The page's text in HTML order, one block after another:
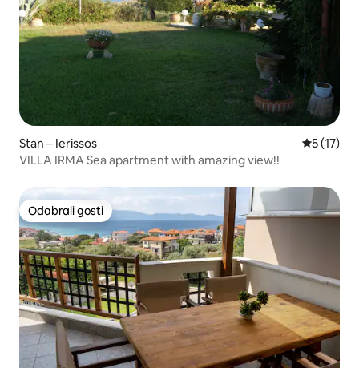
Stan – Ierissos Prosječna
5 (17)
VILLA IRMA Sea apartment with amazing view!!
Odabrali gosti
Odabrali gosti